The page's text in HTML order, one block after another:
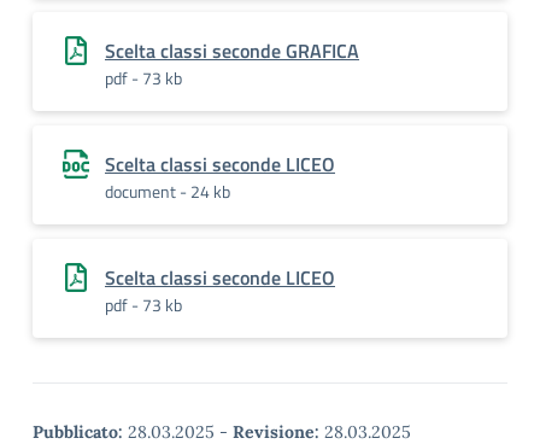
Scelta classi seconde GRAFICA
pdf - 73 kb
Scelta classi seconde LICEO
document - 24 kb
Scelta classi seconde LICEO
pdf - 73 kb
Pubblicato: 28.03.2025 - Revisione: 28.03.2025